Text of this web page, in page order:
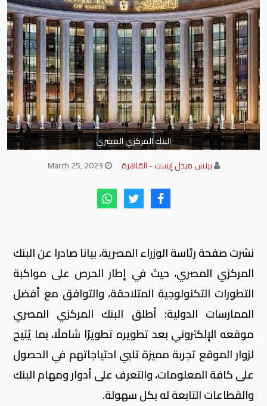
البنك المركزي المصري
بزنس ميدل إيست - القاهرة
نشرت صفحة رئاسة الوزراء المصرية، بيانا صادرا عن البنك
المركزي المصري، حيث في إطار الحرص على مواكبة
التطورات التكنولوجية المتلاحقة، والتوافق مع أفضل
الممارسات الدولية؛ أطلق البنك المركزي المصري
موقعه الإلكتروني بعد تطويره تطويرًا شاملًا، بما يُتيح
لزوار الموقع تجربة مميزة تلبي احتياجاتهم في الحصول
على كافة المعلومات، والتعرف على أدوار ومهام البنك
والقطاعات التابعة له بكل سهولة.